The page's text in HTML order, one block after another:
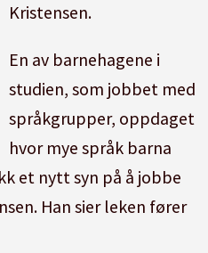
Kristensen.
En av barnehagene i
studien, som jobbet med
språkgrupper, oppdaget
hvor mye språk barna
et nytt syn på å jobbe
Han sier leken fører